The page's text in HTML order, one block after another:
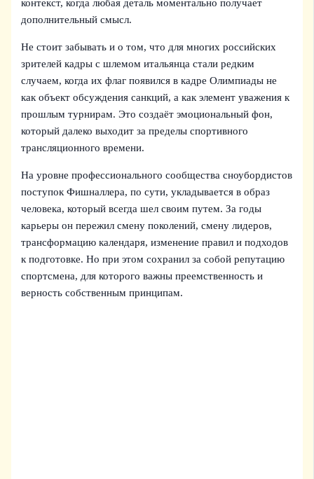
контекст, когда любая деталь моментально получает
дополнительный смысл.
Не стоит забывать и о том, что для многих российских
зрителей кадры с шлемом итальянца стали редким
случаем, когда их флаг появился в кадре Олимпиады не
как объект обсуждения санкций, а как элемент уважения к
прошлым турнирам. Это создаёт эмоциональный фон,
который далеко выходит за пределы спортивного
трансляционного времени.
На уровне профессионального сообщества сноубордистов
поступок Фишналлера, по сути, укладывается в образ
человека, который всегда шел своим путем. За годы
карьеры он пережил смену поколений, смену лидеров,
трансформацию календаря, изменение правил и подходов
к подготовке. Но при этом сохранил за собой репутацию
спортсмена, для которого важны преемственность и
верность собственным принципам.